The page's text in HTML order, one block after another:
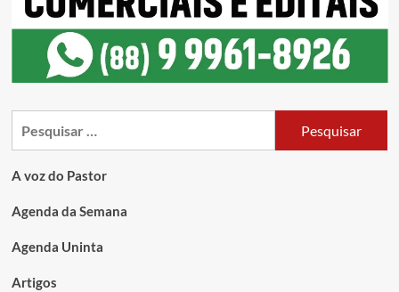
A voz do Pastor
Agenda da Semana
Agenda Uninta
Artigos